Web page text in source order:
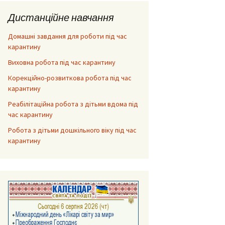
Дистанційне навчання
Домашні завдання для роботи під час
карантину
Виховна робота під час карантину
Корекційно-розвиткова робота під час
карантину
Реабілітаційна робота з дітьми вдома під
час карантину
Робота з дітьми дошкільного віку під час
карантину